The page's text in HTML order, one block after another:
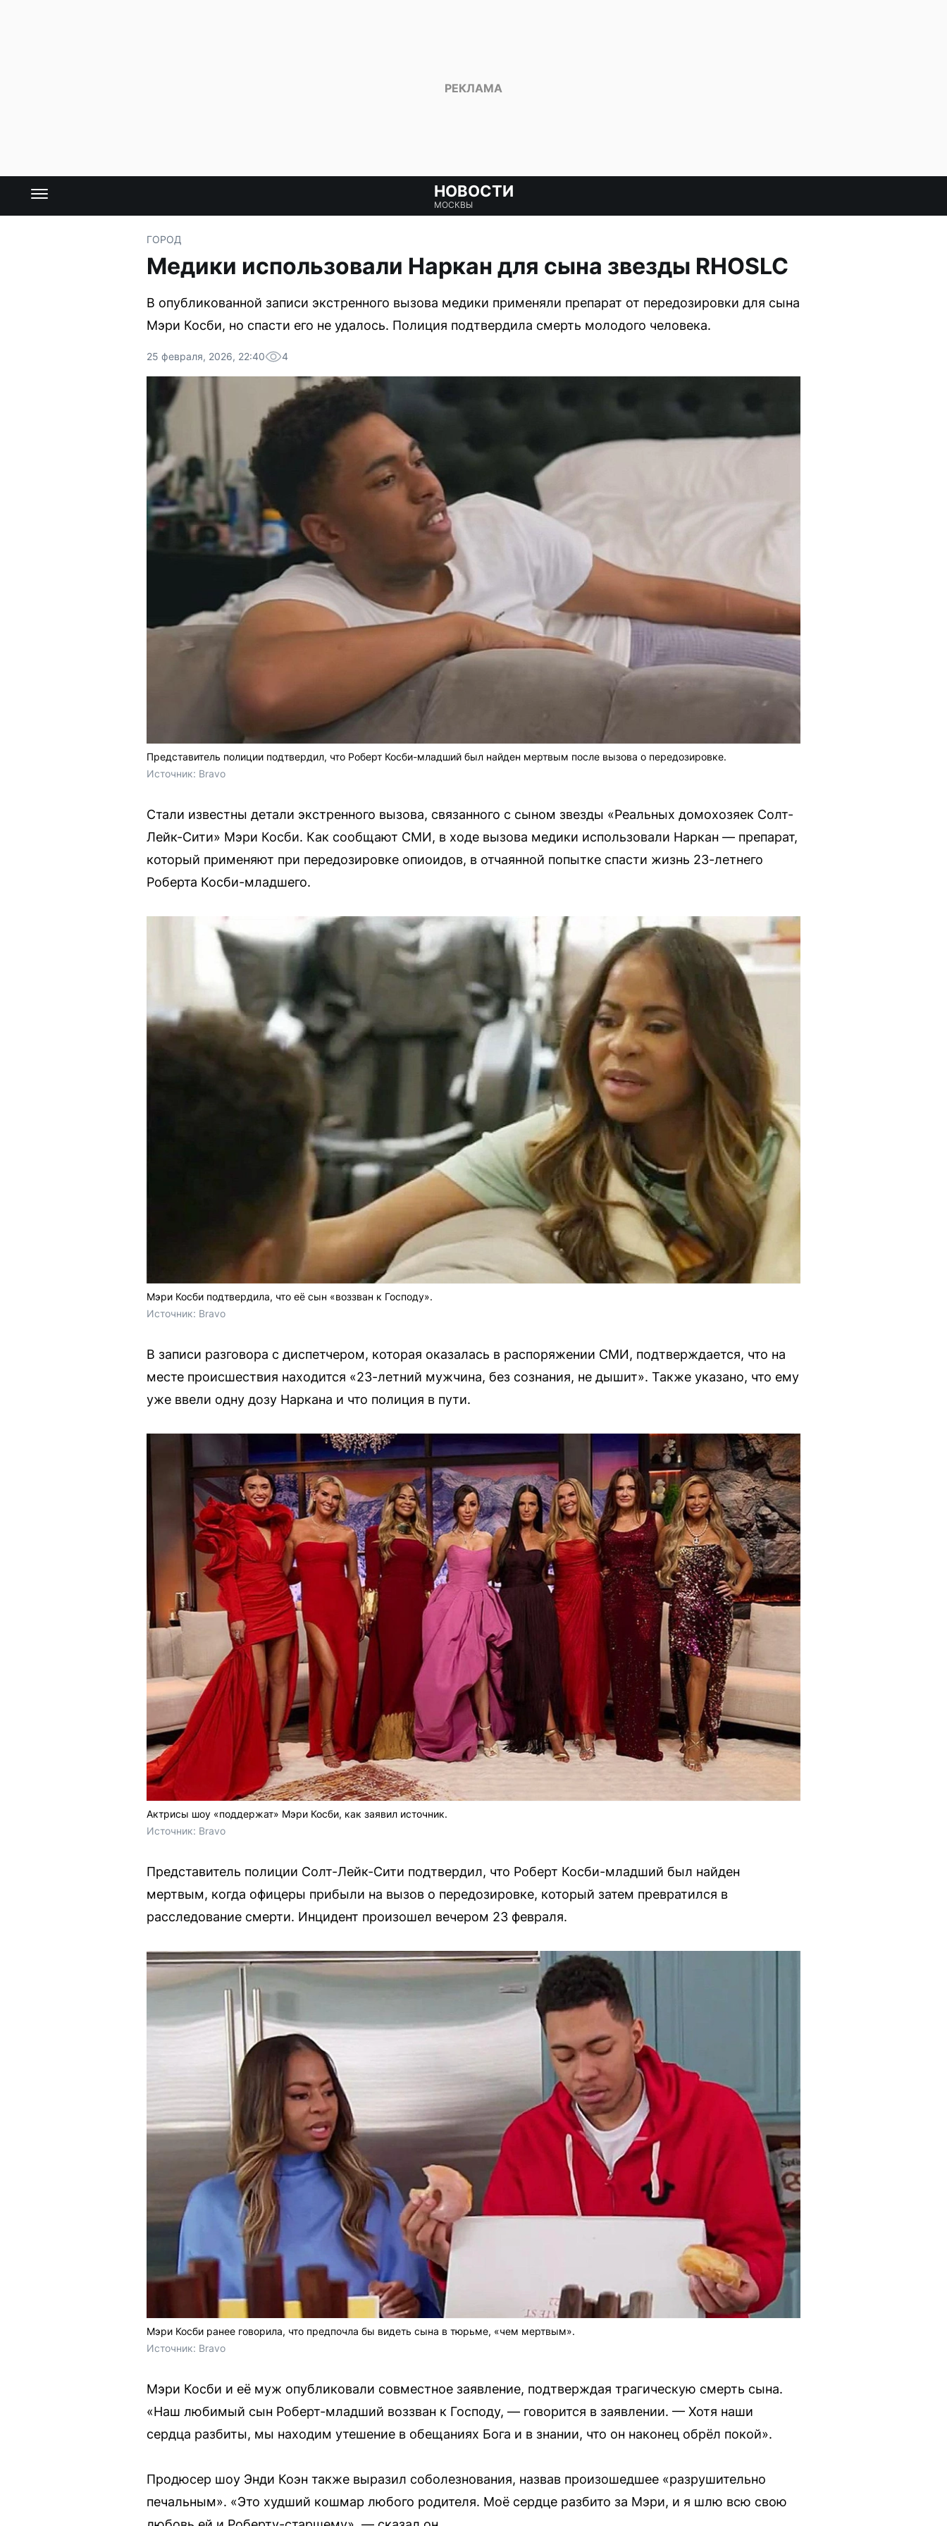
НОВОСТИ
МОСКВЫ
ГОРОД
Медики использовали Наркан для сына звезды RHOSLC
В опубликованной записи экстренного вызова медики применяли препарат от передозировки для сына
Мэри Косби, но спасти его не удалось. Полиция подтвердила смерть молодого человека.
25 февраля, 2026, 22:40 4
Представитель полиции подтвердил, что Роберт Косби-младший был найден мертвым после вызова о передозировке.
Источник: Bravo
Стали известны детали экстренного вызова, связанного с сыном звезды «Реальных домохозяек Солт-
Лейк-Сити» Мэри Косби. Как сообщают СМИ, в ходе вызова медики использовали Наркан — препарат,
который применяют при передозировке опиоидов, в отчаянной попытке спасти жизнь 23-летнего
Роберта Косби-младшего.
Мэри Косби подтвердила, что её сын «воззван к Господу».
Источник: Bravo
В записи разговора с диспетчером, которая оказалась в распоряжении СМИ, подтверждается, что на
месте происшествия находится «23-летний мужчина, без сознания, не дышит». Также указано, что ему
уже ввели одну дозу Наркана и что полиция в пути.
Актрисы шоу «поддержат» Мэри Косби, как заявил источник.
Источник: Bravo
Представитель полиции Солт-Лейк-Сити подтвердил, что Роберт Косби-младший был найден
мертвым, когда офицеры прибыли на вызов о передозировке, который затем превратился в
расследование смерти. Инцидент произошел вечером 23 февраля.
Мэри Косби ранее говорила, что предпочла бы видеть сына в тюрьме, «чем мертвым».
Источник: Bravo
Мэри Косби и её муж опубликовали совместное заявление, подтверждая трагическую смерть сына.
«Наш любимый сын Роберт-младший воззван к Господу, — говорится в заявлении. — Хотя наши
сердца разбиты, мы находим утешение в обещаниях Бога и в знании, что он наконец обрёл покой».
Продюсер шоу Энди Коэн также выразил соболезнования, назвав произошедшее «разрушительно
печальным». «Это худший кошмар любого родителя. Моё сердце разбито за Мэри, и я шлю всю свою